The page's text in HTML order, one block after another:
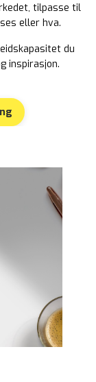
tilpasse til
eller hva.
du
inspirasjon.